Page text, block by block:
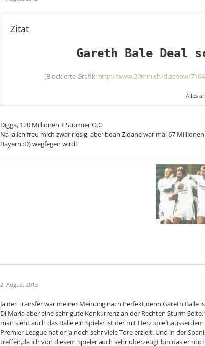
Zitat
Gareth Bale Deal
[Blockierte Grafik: http://www.20min.ch/diashow/
Es waren zähe Verhandlungen, jetzt haben sich
geeinigt: Spurs-Star Gareth Bale darf nach
Euro haben – und würde damit den von Madrid
für Cristiano Ronaldo 94 Millionen Euro an
die spanische Sportzeitung „As“ am
Wochenlang hatten die Clubs um den walisischen
Vertrag bis Juni 2016 hatte, gefeilscht. Die
worden sein. Wie der Transfer des 24-Jährigen
bestimmt. Eine Zahlung der gesamten
Debatte, sie soll auch im Austausch mit Spielern
Villas-Boas soll Interesse an den Real-Stars
linken Mittelfeld. „Er ist einer der drei oder
Alles
Digga, 120 Millionen + Stürmer O.O
Na ja,ich freu mich zwar riesig, aber boah Zidane war mal 67
Bayern :D) wegfegen wird!
2. August 2013
Ja der Transfer war meiner Meinung nach Perfekt,denn Gareth
Di Maria aber eine sehr gute Konkurrenz an der Rechten Sturm
man sieht auch das Balle ein Spieler ist der mit Herz
Premier League hat er ja noch sehr viele Tore erzielt. Und in der
treffen,da ich von diesem Spieler auch sehr überzeugt bin das er